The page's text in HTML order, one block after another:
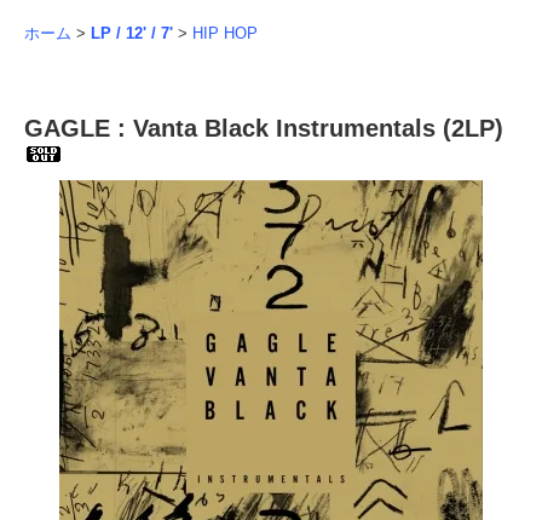
ホーム > LP / 12' / 7' > HIP HOP
GAGLE : Vanta Black Instrumentals (2LP)